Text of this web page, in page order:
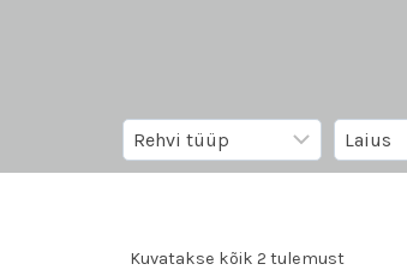
Kuvatakse kõik 2 tulemust